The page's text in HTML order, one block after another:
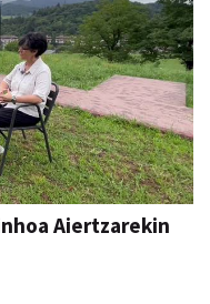
Aiertzarekin